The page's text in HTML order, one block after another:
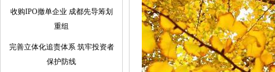
收购IPO撤单企业 成都先导筹划
重组
完善立体化追责体系 筑牢投资者
保护防线